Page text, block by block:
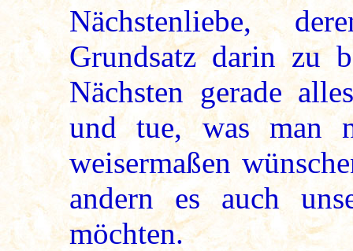
Nächstenliebe,
Grundsatz darin zu
Nächsten gerade
und tue, was man
weisermaßen
andern es auch
möchten.